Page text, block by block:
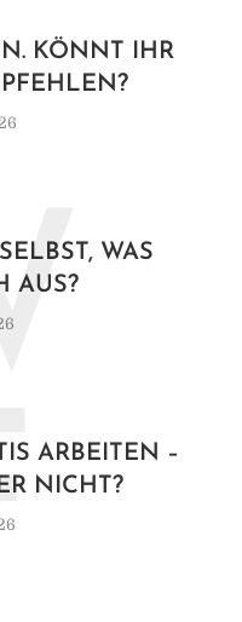
KÖNNT IHR
WAS
AUS?
ARBEITEN –
NICHT?